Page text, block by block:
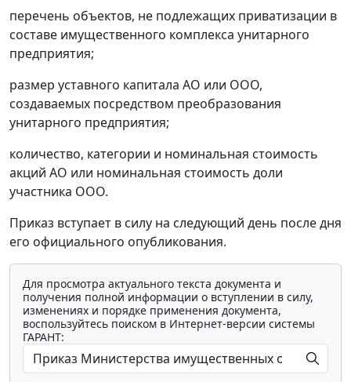
перечень объектов, не подлежащих приватизации в
составе имущественного комплекса унитарного
предприятия;
размер уставного капитала АО или ООО,
создаваемых посредством преобразования
унитарного предприятия;
количество, категории и номинальная стоимость
акций АО или номинальная стоимость доли
участника ООО.
Приказ вступает в силу на следующий день после дня
его официального опубликования.
Для просмотра актуального текста документа и
получения полной информации о вступлении в силу,
изменениях и порядке применения документа,
воспользуйтесь поиском в Интернет-версии системы
ГАРАНТ: